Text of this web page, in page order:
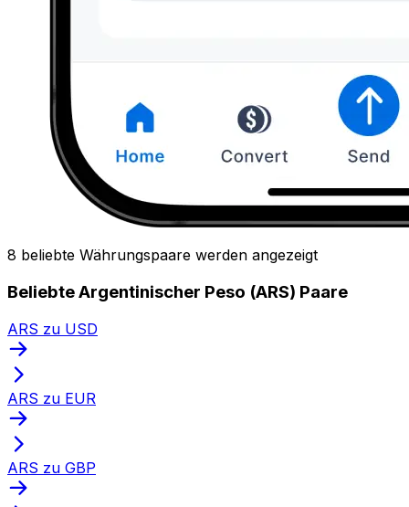
8 beliebte Währungspaare werden angezeigt
Beliebte Argentinischer Peso (ARS) Paare
ARS zu USD
ARS zu EUR
ARS zu GBP